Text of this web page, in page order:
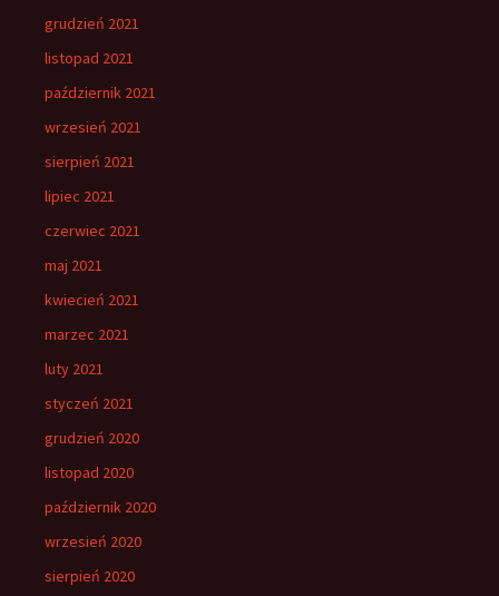
grudzień 2021
listopad 2021
październik 2021
wrzesień 2021
sierpień 2021
lipiec 2021
czerwiec 2021
maj 2021
kwiecień 2021
marzec 2021
luty 2021
styczeń 2021
grudzień 2020
listopad 2020
październik 2020
wrzesień 2020
sierpień 2020